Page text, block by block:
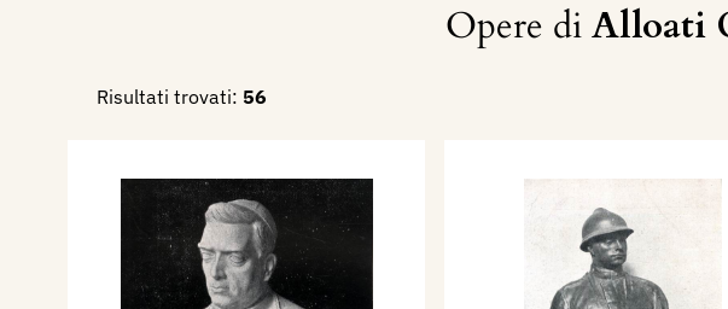
Opere diAlloati
Risultati trovati: 56